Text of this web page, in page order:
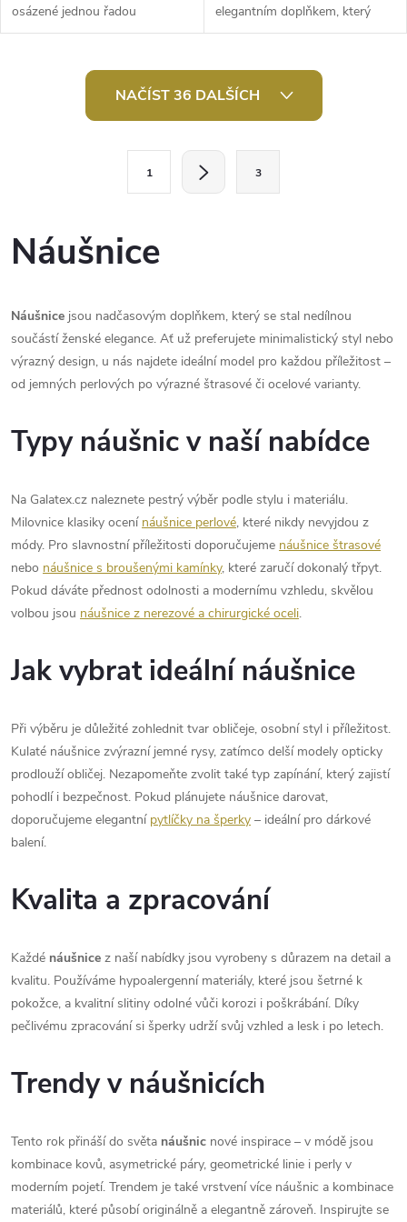
osázené jednou řadou
broušených kamínků. Mají
nepřehlédnutelné. Jsou...
elegantním doplňkem, který
dokonale kombinuje moderní
vyrobené z...
d
a
c
í
p
v
k
y
v
ý
i
u
NAČÍST 36 DALŠÍCH
á
n
o
v
á
n
1 3
Náušnice
Náušnice jsou nadčasovým doplňkem, který se stal nedílnou
součástí ženské elegance. Ať už preferujete minimalistický styl nebo
výrazný design, u nás najdete ideální model pro každou příležitost –
od jemných perlových po výrazné štrasové či ocelové varianty.
Typy náušnic v naší nabídce
Na Galatex.cz naleznete pestrý výběr podle stylu i materiálu.
Milovnice klasiky ocení náušnice perlové, které nikdy nevyjdou z
módy. Pro slavnostní příležitosti doporučujeme náušnice štrasové
nebo náušnice s broušenými kamínky, které zaručí dokonalý třpyt.
Pokud dáváte přednost odolnosti a modernímu vzhledu, skvělou
volbou jsou náušnice z nerezové a chirurgické oceli.
Jak vybrat ideální náušnice
Při výběru je důležité zohlednit tvar obličeje, osobní styl i příležitost.
Kulaté náušnice zvýrazní jemné rysy, zatímco delší modely opticky
prodlouží obličej. Nezapomeňte zvolit také typ zapínání, který zajistí
pohodlí i bezpečnost. Pokud plánujete náušnice darovat,
doporučujeme elegantní pytlíčky na šperky – ideální pro dárkové
balení.
Kvalita a zpracování
Každé náušnice z naší nabídky jsou vyrobeny s důrazem na detail a
kvalitu. Používáme hypoalergenní materiály, které jsou šetrné k
pokožce, a kvalitní slitiny odolné vůči korozi i poškrábání. Díky
pečlivému zpracování si šperky udrží svůj vzhled a lesk i po letech.
Trendy v náušnicích
Tento rok přináší do světa náušnic nové inspirace – v módě jsou
kombinace kovů, asymetrické páry, geometrické linie i perly v
moderním pojetí. Trendem je také vrstvení více náušnic a kombinace
materiálů, které působí originálně a elegantně zároveň. Inspirujte se